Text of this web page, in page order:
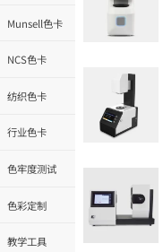
Munsell色卡
NCS色卡
纺织色卡
行业色卡
色牢度测试
色彩定制
教学工具